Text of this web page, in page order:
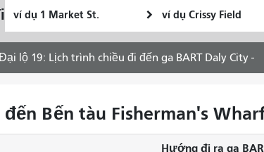
bắt
đầu
kết
thúc
muốn
đi
du
như
lộ 19: Lịch trình chiều đi đến ga BART Daly City -
Bến tàu Fisherman's
Hướng đi ra ga